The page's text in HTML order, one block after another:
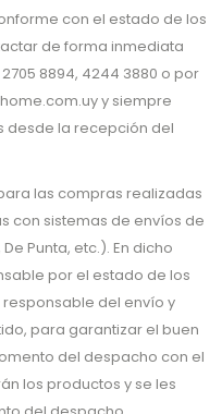
con el estado de los
de forma inmediata
8894, 4244 3880 o por
y siempre
desde la recepción del
para las compras realizadas
con sistemas de envíos de
Punta, etc.). En dicho
por el estado de los
del envío y
para garantizar el buen
del despacho con el
los productos y se les